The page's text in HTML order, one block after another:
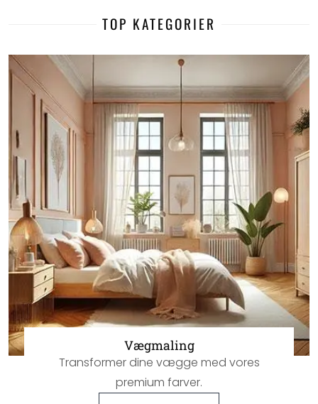
TOP KATEGORIER
Vægmaling
Transformer dine vægge med vores
premium farver.